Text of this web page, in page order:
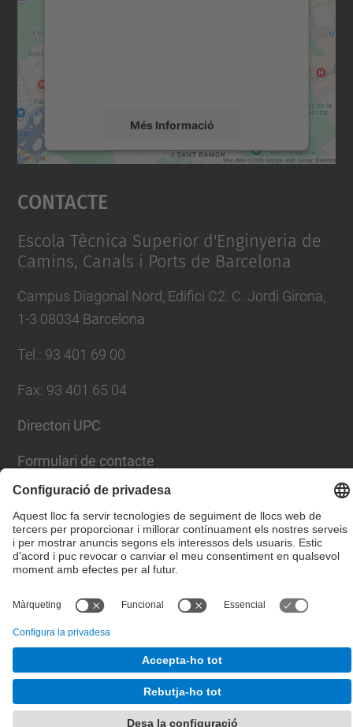
Més Informació
Accepta
powered by
Contacte
Escola Tècnica Superior d'Enginyeria de
Camins, Canals i Ports de Barcelona
Campus Diagonal Nord, Edifici C2. C. Jordi Girona,
1-3 08034 Barcelona
Tel.: 93 401 69 00
Fax: 93 401 65 04
Directori UPC
Formulari de contacte
© UPCEscola Tècnica Superior d'Enginyers de Camins,
Canals i Ports de Barcelona
Desenvolupat amb
Mapa del lloc
Accessibilitat
Configuració de privadesa